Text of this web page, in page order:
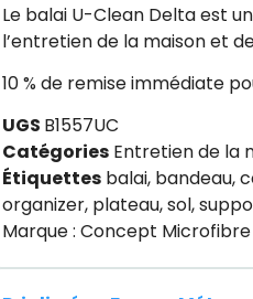
Le balai U-Clean Delta est
l’entretien de la maison et
10 % de remise immédiate
UGS B1557UC
Catégories Entretien de la
Étiquettes balai, bandeau,
organizer, plateau,sol,
Marque : Concept Microfibre